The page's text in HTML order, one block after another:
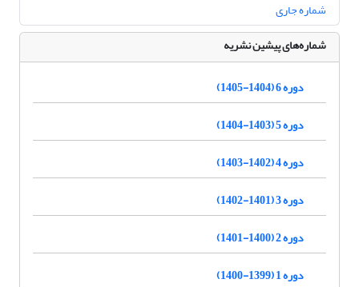
شماره جاری
شماره‌های پیشین نشریه
دوره 6 (1404-1405)
دوره 5 (1403-1404)
دوره 4 (1402-1403)
دوره 3 (1401-1402)
دوره 2 (1400-1401)
دوره 1 (1399-1400)